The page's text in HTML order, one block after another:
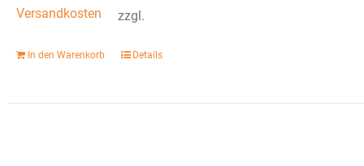
zzgl.
Versandkosten
In den Warenkorb Details